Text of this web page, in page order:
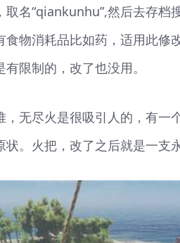
名“qiankunhu”,然后去存档
物消耗品比如药，适用此修
限制的，改了也没用。
无尽火是很吸引人的，有一
。火把，改了之后就是一支